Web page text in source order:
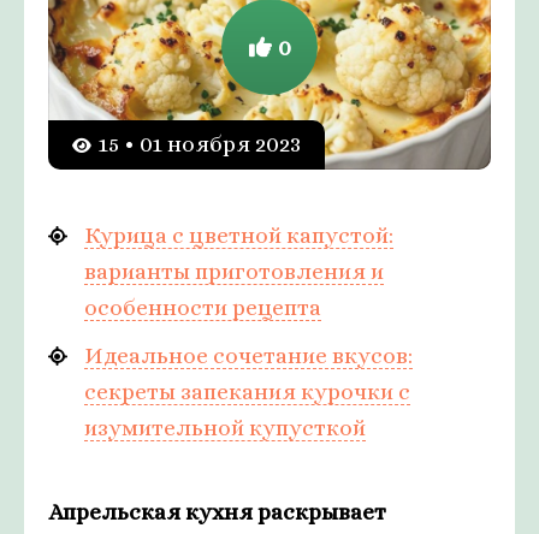
15 • 01 ноября 2023
0
Курица с цветной капустой:
варианты приготовления и
особенности рецепта
Идеальное сочетание вкусов:
секреты запекания курочки с
изумительной купусткой
Апрельская кухня раскрывает